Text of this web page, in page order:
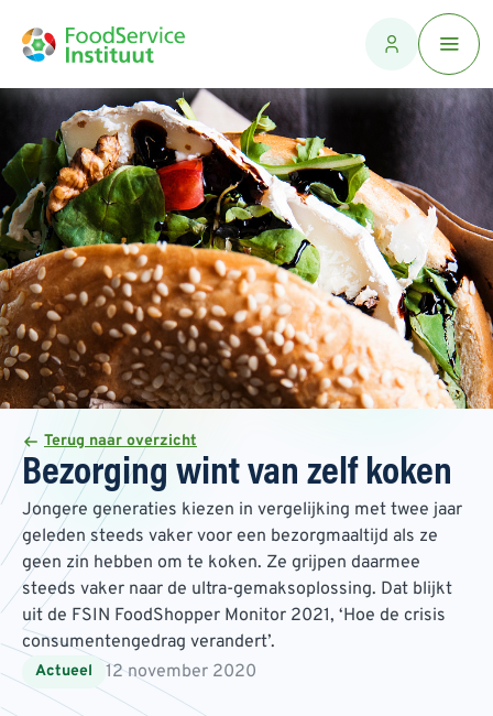
Terug naar overzicht
Bezorging wint van zelf koken
Jongere generaties kiezen in vergelijking met twee jaar
geleden steeds vaker voor een bezorgmaaltijd als ze
geen zin hebben om te koken. Ze grijpen daarmee
steeds vaker naar de ultra-gemaksoplossing. Dat blijkt
uit de FSIN FoodShopper Monitor 2021, ‘Hoe de crisis
consumentengedrag verandert’.
Actueel 12 november 2020